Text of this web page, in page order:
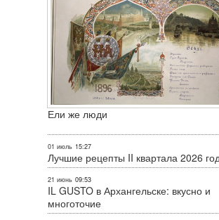
Ели же люди
01 июль 15:27
Лучшие рецепты II квартала 2026
21 июнь 09:53
IL GUSTO в Архангельске: вкусно и
многоточие